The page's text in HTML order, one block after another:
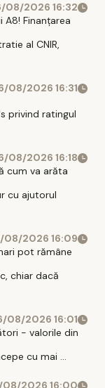
08/2026 16:32
Finanțarea
al CNIR,
08/2026 16:31
privind ratingul
08/2026 16:18
cum va arăta
cu ajutorul
08/2026 16:09
pot rămâne
chiar dacă
08/2026 16:01
- valorile din
cu mai ...
2026 16:00